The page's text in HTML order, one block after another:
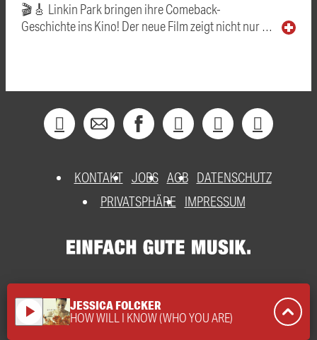
🎬🎸 Linkin Park bringen ihre Comeback-
Geschichte ins Kino! Der neue Film zeigt nicht nur …
KONTAKT JOBS AGB DATENSCHUTZ
PRIVATSPHÄRE
IMPRESSUM
play_arrow JESSICA FOLCKER
HOW WILL I KNOW (WHO YOU ARE)